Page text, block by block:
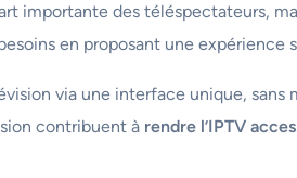
importante des téléspectateurs,
en proposant une expérience
via une interface unique,
contribuent à rendre l’IPTV